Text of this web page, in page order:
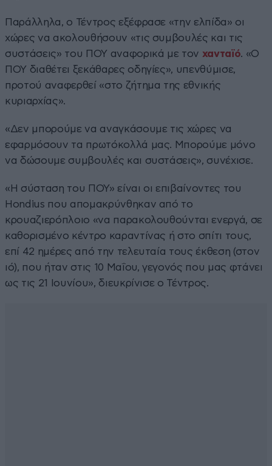
Παράλληλα, ο Τέντρος εξέφρασε «την ελπίδα» οι
χώρες να ακολουθήσουν «τις συμβουλές και τις
συστάσεις» του ΠΟΥ αναφορικά με τον χανταϊό. «Ο
ΠΟΥ διαθέτει ξεκάθαρες οδηγίες», υπενθύμισε,
προτού αναφερθεί «στο ζήτημα της εθνικής
κυριαρχίας».
«Δεν μπορούμε να αναγκάσουμε τις χώρες να
εφαρμόσουν τα πρωτόκολλά μας. Μπορούμε μόνο
να δώσουμε συμβουλές και συστάσεις», συνέχισε.
«Η σύσταση του ΠΟΥ» είναι οι επιβαίνοντες του
Hondius που απομακρύνθηκαν από το
κρουαζιερόπλοιο «να παρακολουθούνται ενεργά, σε
καθορισμένο κέντρο καραντίνας ή στο σπίτι τους,
επί 42 ημέρες από την τελευταία τους έκθεση (στον
ιό), που ήταν στις 10 Μαΐου, γεγονός που μας φτάνει
ως τις 21 Ιουνίου», διευκρίνισε ο Τέντρος.